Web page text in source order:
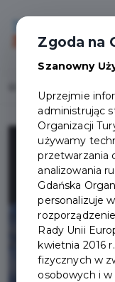
Zgoda na
Szanowny
Uprzejmie
administrując
Organizacji
używamy
przetwarzania
analizowania
Gdańska
personalizuje
Rady Unii
kwietnia 2016
fizycznych w
osobowych i w